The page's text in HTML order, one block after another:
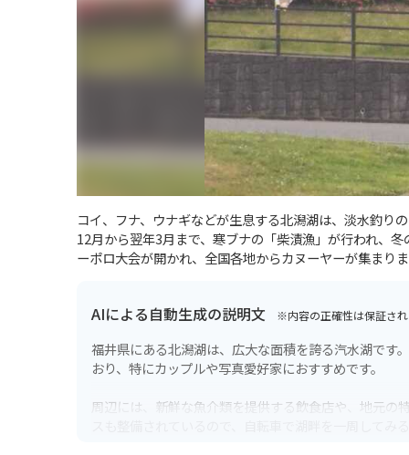
コイ、フナ、ウナギなどが生息する北潟湖は、淡水釣り
12月から翌年3月まで、寒ブナの「柴漬漁」が行われ、
ーポロ大会が開かれ、全国各地からカヌーヤーが集まり
AIによる自動生成の説明文 ※内容の正確性は保証さ
福井県にある北潟湖は、広大な面積を誇る汽水湖です
おり、特にカップルや写真愛好家におすすめです。
周辺には、新鮮な魚介類を提供する飲食店や、地元